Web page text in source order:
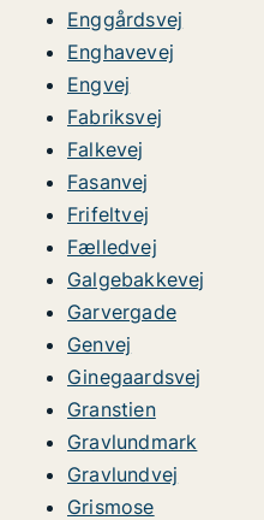
Enggårdsvej
Enghavevej
Engvej
Fabriksvej
Falkevej
Fasanvej
Frifeltvej
Fælledvej
Galgebakkevej
Garvergade
Genvej
Ginegaardsvej
Granstien
Gravlundmark
Gravlundvej
Grismose